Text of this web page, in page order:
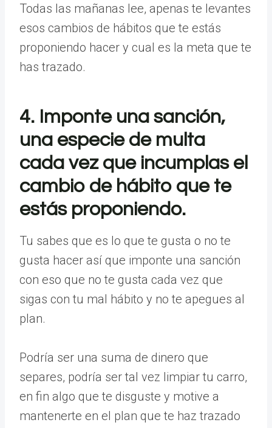
Todas las mañanas lee, apenas te levantes
esos cambios de hábitos que te estás
proponiendo hacer y cual es la meta que te
has trazado.
4. Imponte una sanción,
una especie de multa
cada vez que incumplas el
cambio de hábito que te
estás proponiendo.
Tu sabes que es lo que te gusta o no te
gusta hacer así que imponte una sanción
con eso que no te gusta cada vez que
sigas con tu mal hábito y no te apegues al
plan.
Podría ser una suma de dinero que
separes, podría ser tal vez limpiar tu carro,
en fin algo que te disguste y motive a
mantenerte en el plan que te haz trazado